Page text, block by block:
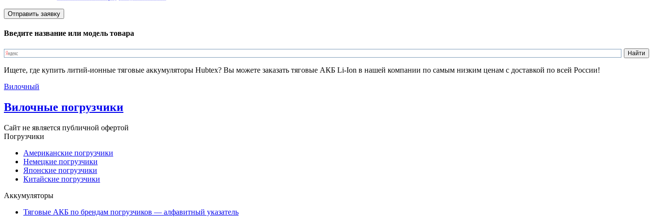
Введите название или модель товара
Ищете, где купить литий-ионные тяговые аккумуляторы Hubtex? Вы можете заказать тяговые АКБ Li-Ion в нашей компании по самым низким ценам с доставкой по всей России!
Вилочный
Вилочные погрузчики
Сайт не является публичной офертой
Погрузчики
Американские погрузчики
Немецкие погрузчики
Японские погрузчики
Китайские погрузчики
Аккумуляторы
Тяговые АКБ по брендам погрузчиков — алфавитный указатель